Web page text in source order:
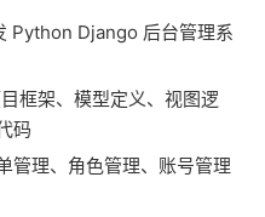
Python Django 后台管理系
框架、模型定义、视图逻
码
管理、角色管理、账号管理